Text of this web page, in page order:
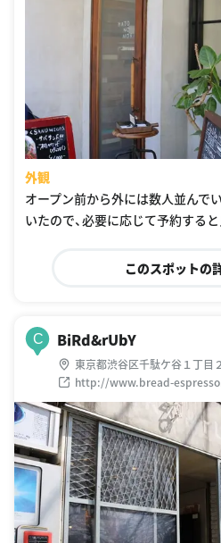
外観
オープン前から外には数人並んで
いたので、必要に応じて予約すると
このスポットの
C BiRd&rUbY
東京都渋谷区千駄ケ谷１丁目
http://www.bread-